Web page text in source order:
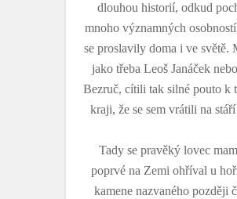
dlouhou historií, odkud
mnoho významných
se proslavily doma i ve světě.
jako třeba Leoš Janáček
Bezruč, cítili tak silné pouto k
kraji, že se sem vrátili na stáří
Tady se pravěký lovec
poprvé na Zemi ohříval u
kamene nazvaného později